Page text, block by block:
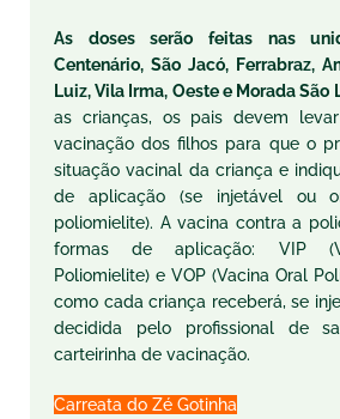
As doses serão feitas nas
Centenário, São Jacó, Ferrabraz,
Luiz, Vila Irma, Oeste e Morada São
as crianças, os pais devem
vacinação dos filhos para que o
situação vacinal da criança e
de aplicação (se injetável ou
poliomielite). A vacina contra a
formas de aplicação: VIP
Poliomielite) e VOP (Vacina Oral
como cada criança receberá, se
decidida pelo profissional de
carteirinha de vacinação.
Carreata do Zé Gotinha